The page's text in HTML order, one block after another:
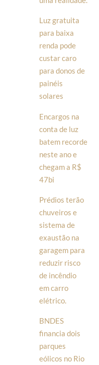
Luz gratuita
para baixa
renda pode
custar caro
para donos de
painéis
solares
Encargos na
conta de luz
batem recorde
neste ano e
chegam a R$
47bi
Prédios terão
chuveiros e
sistema de
exaustão na
garagem para
reduzir risco
de incêndio
em carro
elétrico.
BNDES
financia dois
parques
eólicos no Rio